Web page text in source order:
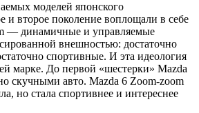
моделей японского
и второе поколение воплощали в себе
— динамичные и управляемые
внешностью: достаточно
спортивные. И эта идеология
марке. До первой «шестерки» Mazda
скучными авто. Mazda 6 Zoom-zoom
но стала спортивнее и интереснее